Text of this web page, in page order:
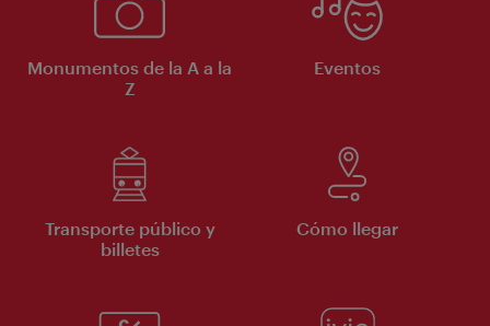
Monumentos de la A a la
Z
Eventos
Transporte público y
billetes
Cómo llegar